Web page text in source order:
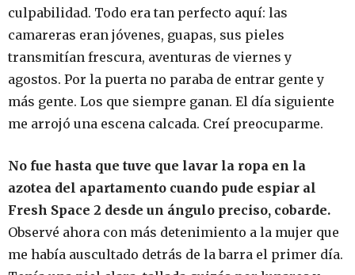
culpabilidad. Todo era tan perfecto aquí: las
camareras eran jóvenes, guapas, sus pieles
transmitían frescura, aventuras de viernes y
agostos. Por la puerta no paraba de entrar gente y
más gente. Los que siempre ganan. El día siguiente
me arrojó una escena calcada. Creí preocuparme.
No fue hasta que tuve que lavar la ropa en la
azotea del apartamento cuando pude espiar al
Fresh Space 2 desde un ángulo preciso, cobarde.
Observé ahora con más detenimiento a la mujer que
me había auscultado detrás de la barra el primer día.